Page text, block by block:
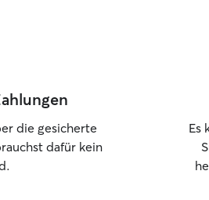
die gesicherte
dafür kein
Es